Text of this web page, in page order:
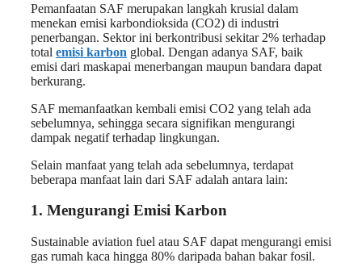
Pemanfaatan SAF merupakan langkah krusial dalam
menekan emisi karbondioksida (CO2) di industri
penerbangan. Sektor ini berkontribusi sekitar 2% terhadap
total emisi karbon global. Dengan adanya SAF, baik
emisi dari maskapai menerbangan maupun bandara dapat
berkurang.
SAF memanfaatkan kembali emisi CO2 yang telah ada
sebelumnya, sehingga secara signifikan mengurangi
dampak negatif terhadap lingkungan.
Selain manfaat yang telah ada sebelumnya, terdapat
beberapa manfaat lain dari SAF adalah antara lain:
1. Mengurangi Emisi Karbon
Sustainable aviation fuel atau SAF dapat mengurangi emisi
gas rumah kaca hingga 80% daripada bahan bakar fosil.